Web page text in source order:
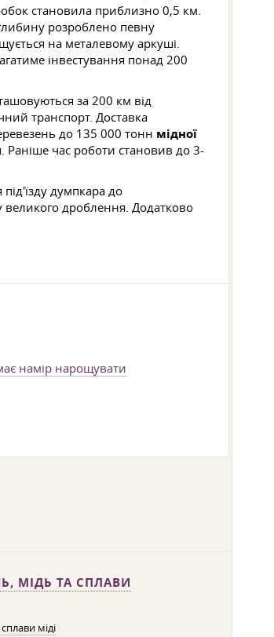
становила приблизно 0,5 км.
розроблено певну
на металевому аркуші.
інвестування понад 200
за 200 км від
транспорт. Доставка
до 135 000 тонн мідної
час роботи становив до 3-
думпкара до
великого дроблення. Додатково
намір нарощувати
МІДЬ ТА СПЛАВИ
міді